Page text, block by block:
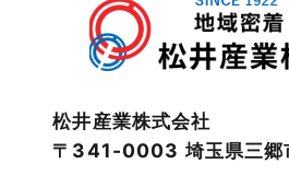
注文住宅施工事例
物件検索
物件特集
2022年11月
2022年9月
松井産業株式会社
〒341-0003 埼玉県三郷